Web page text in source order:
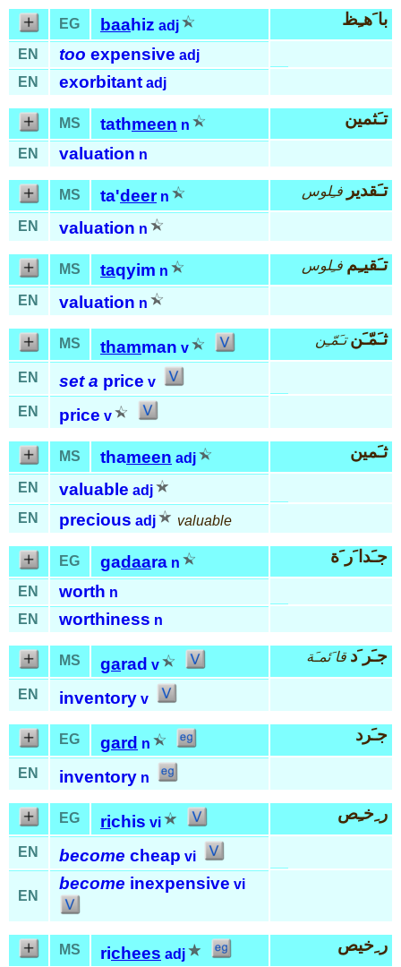
EG baahiz adj با َهـِظ
EN too expensive adj
EN
exorbitant adj
MS tathmeen n تـَثمين
EN valuation n
MS ta'deer n تـَقدير فـِلوس
EN valuation n
MS taqyim n تـَقيـِم فـِلوس
EN valuation n
MS thamman v ثـَمّـَن تـَمّـِن
EN set a price v
EN
price v
MS thameen adj ثـَمين
EN valuable adj
EN
precious adj valuable
EG gadaara n جـَدا َر َة
EN worth n
EN
worthiness n
MS garad v جـَر َد قا َئمـَة
EN inventory v
EG gard n جـَرد
EN inventory n
EG richis vi ر ِخـِص
EN become cheap vi
EN
become inexpensive vi
MS richees adj ر ِخيص